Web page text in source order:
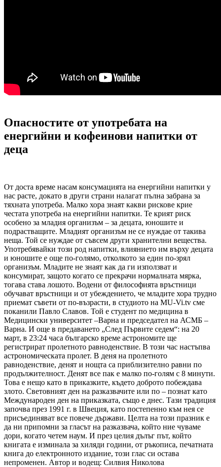
Опасностите от употребата на
енергийни и кофеинови напитки от
деца
От доста време насам консумацията на енергийни напитки у
нас расте, докато в други страни налагат пълна забрана за
тяхната употреба. Малко хора знаят какви рискове крие
честата употреба на енергийни напитки. Те крият риск
особено за младия организъм – за децата, юношите и
подрастващите. Младият организъм не се нуждае от такива
неща. Той се нуждае от съвсем други хранителни вещества.
Употребявайки този род напитки, влиянието им върху децата
и юношите е още по-голямо, отколкото за един по-зрял
организъм. Младите не знаят как да ги използват и
консумират, защото когато се прекрачи нормалната мярка,
тогава става лошото. Водени от философията връстници
обучават връстници и от убеждението, че младите хора трудно
приемат съвети от по-възрасти, в студиото на MU-Vi.tv сме
поканили Павло Славов. Той е студент по медицина в
Медицински университет –Варна и председател на АСМБ –
Варна. И още в предаването „След Първите седем“: на 20
март, в 23:24 часа българско време астрономите ще
регистрират пролетното равноденствие. В този час настъпва
астрономическата пролет. В деня на пролетното
равноденствие, денят и нощта са приблизително равни по
продължителност. Денят все пак е малко по-голям с 8 минути.
Това е нещо като в приказките, където доброто побеждава
злото. Световният ден на разказвачите или по – познат като
Международен ден на приказката, също е днес. Тази традиция
започва през 1991 г. в Швеция, като постепенно към нея се
присъединяват все повече държави. Целта на този празник е
да ни припомни за гласът на разказвача, който ние чуваме
дори, когато четем наум. И през целия дълъг път, който
книгата е изминала за хиляди години, от ръкописа, печатната
книга до електронното издание, този глас си остава
непроменен. Автор и водещ: Силвия Николова